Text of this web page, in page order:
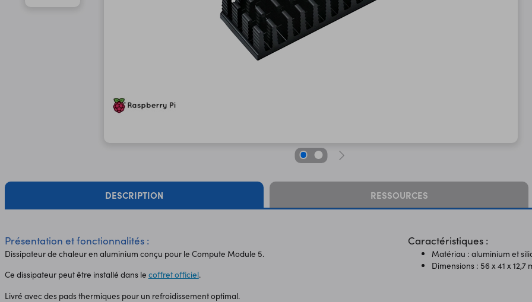
DESCRIPTION RESSOURCES
Présentation et fonctionnalités :
Dissipateur de chaleur en aluminium conçu pour le Compute Module 5.
Ce dissipateur peut être installé dans le coffret officiel.
Livré avec des pads thermiques pour un refroidissement optimal.
Caractéristiques :
Matériau : aluminium et
Dimensions : 56 x 41 x 12,7